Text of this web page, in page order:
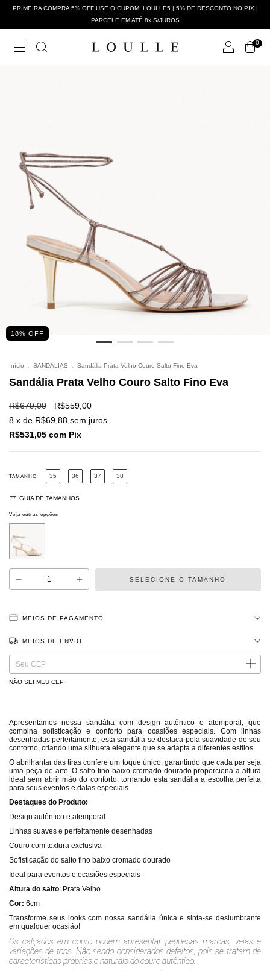
PRIMEIRA COMPRA 5% OFF USE O CUPOM: LOULLE5 | 5% DE DESCONTO NO PIX |
PARCELE EM ATÉ 8x S/JUROS
0
18% OFF
Início SANDÁLIAS Sandália Prata Velho Couro Salto Fino Eva
Sandália Prata Velho Couro Salto Fino Eva
R$679,00
R$559,00
8 x de R$69,88 sem juros
R$531,05 com Pix
TAMANHO 35 36 37 38
GUIA DE TAMANHOS
Veja outras opções
MEIOS DE PAGAMENTO
MEIOS DE ENVIO
Entregas para o CEP: ALTERAR CEP
NÃO SEI MEU CEP
Apresentamos nossa sandália com design autêntico e atemporal, que
combina sofisticação e conforto para ocasiões especiais. Com linhas
desenhadas perfeitamente, esta sandália se destaca pela suavidade de seu
contorno, criando uma silhueta elegante que se adapta a diferentes estilos.
O abrilhantar das tiras confere um toque único, garantindo que cada par seja
uma peça de arte. O salto fino baixo cromado dourado proporciona a altura
ideal sem abrir mão do conforto, tornando esta sandália a escolha perfeita
para seus eventos e datas especiais.
Destaques do Produto:
Design autêntico e atemporal
Linhas suaves e perfeitamente desenhadas
Couro com textura exclusiva
Sofisticação do salto fino baixo cromado dourado
Ideal para eventos e ocasiões especiais
Altura do salto: Prata Velho
Cor: 6cm
Transforme seus looks com nossa sandália única e sinta-se deslumbrante
em qualquer ocasião!
Os calçados em couro podem apresentar pequenas marcas, veias e
variações de tons. Não sendo considerados defeitos, pois se tratam de
características próprias e naturais do couro autêntico.